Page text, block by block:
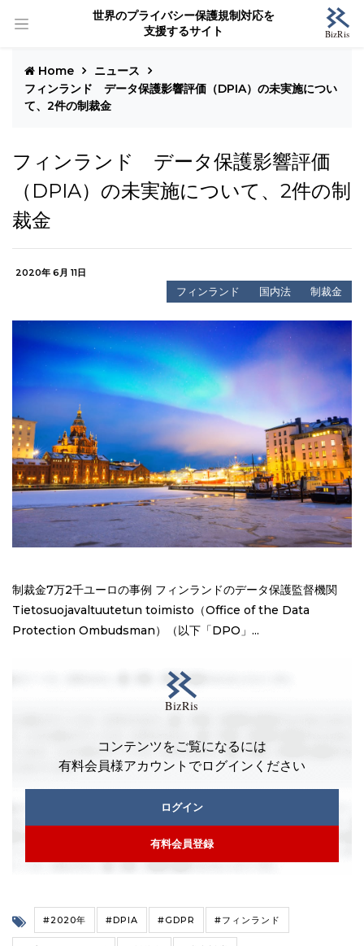
世界のプライバシー保護規制対応を
支援するサイト
Home
ニュース
フィンランド データ保護影響評価（DPIA）の未実施につい
て、2件の制裁金
フィンランド データ保護影響評価
（DPIA）の未実施について、2件の制
裁金
2020年 6月 11日
フィンランド 国内法 制裁金
制裁金7万2千ユーロの事例 フィンランドのデータ保護監督機関
Tietosuojavaltuutetun toimisto（Office of the Data
Protection Ombudsman）（以下「DPO」...
コンテンツをご覧になるには
有料会員様アカウントでログインください
ログイン
有料会員登録
#2020年 #DPIA #GDPR #フィンランド